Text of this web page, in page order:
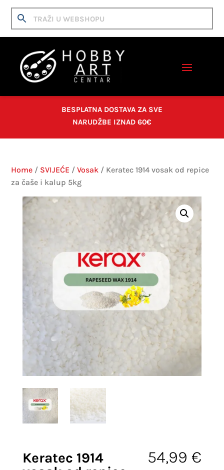
BESPLATNA DOSTAVA ZA SVE
NARUDŽBE IZNAD 60€
Home / SVIJEĆE /Vosak / Keratec 1914 vosak od repice
za čaše i kalup 5kg
Keratec 1914
54,99 €